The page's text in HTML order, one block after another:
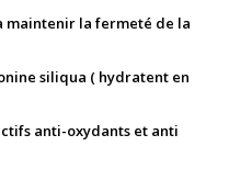
maintenir la fermeté de la
siliqua ( hydratent en
anti-oxydants et anti